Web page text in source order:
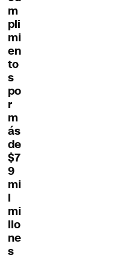
m
pli
mi
en
to
s
po
r
m
ás
de
$7
9
mi
l
mi
llo
ne
s